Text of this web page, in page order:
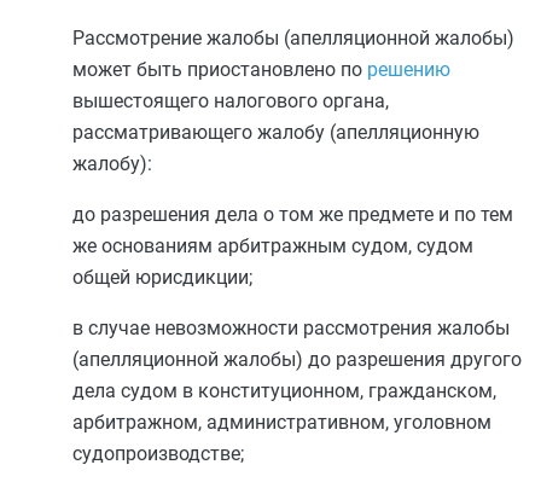
Рассмотрение жалобы (апелляционной жалобы)
может быть приостановлено по решению
вышестоящего налогового органа,
рассматривающего жалобу (апелляционную
жалобу):
до разрешения дела о том же предмете и по тем
же основаниям арбитражным судом, судом
общей юрисдикции;
в случае невозможности рассмотрения жалобы
(апелляционной жалобы) до разрешения другого
дела судом в конституционном, гражданском,
арбитражном, административном, уголовном
судопроизводстве;